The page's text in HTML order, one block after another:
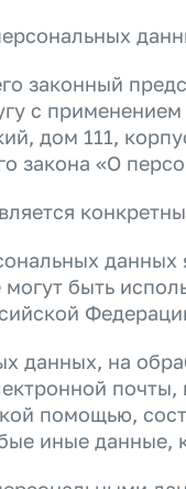
законный
с
дом 111,
закона «О
данных
быть
данных, на
помощью,
иные данные,